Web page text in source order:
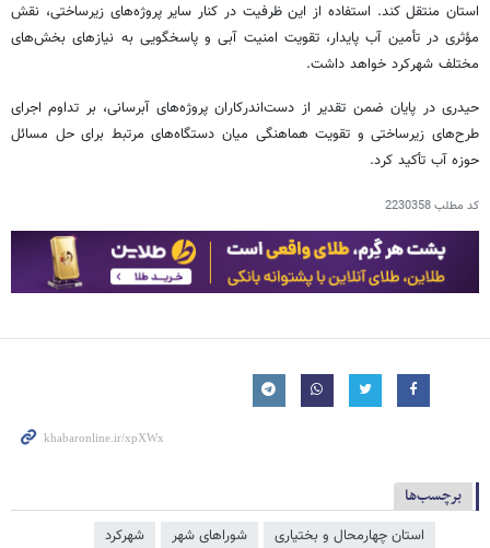
استان منتقل کند. استفاده از این ظرفیت در کنار سایر پروژه‌های زیرساختی، نقش
مؤثری در تأمین آب پایدار، تقویت امنیت آبی و پاسخگویی به نیازهای بخش‌های
مختلف شهرکرد خواهد داشت.
حیدری در پایان ضمن تقدیر از دست‌اندرکاران پروژه‌های آبرسانی، بر تداوم اجرای
طرح‌های زیرساختی و تقویت هماهنگی میان دستگاه‌های مرتبط برای حل مسائل
حوزه آب تأکید کرد.
کد مطلب2230358
برچسب‌ها
استان چهارمحال و بختیاری شوراهای شهر شهرکرد